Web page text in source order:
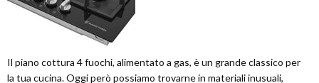
Il piano cottura 4 fuochi, alimentato a gas, è un grande classico per
la tua cucina. Oggi però possiamo trovarne in materiali inusuali,